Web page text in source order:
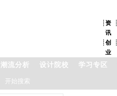
┊ 资
讯
┊
┊ 创
业
┊
潮流分析 设计院校 学习专区